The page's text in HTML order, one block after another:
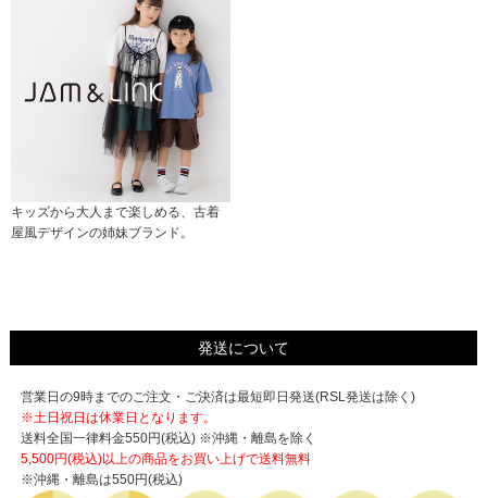
キッズから大人まで楽しめる、古着
屋風デザインの姉妹ブランド。
発送について
営業日の9時までのご注文・ご決済は最短即日発送(RSL発送は除く)
※土日祝日は休業日となります。
送料全国一律料金550円(税込) ※沖縄・離島を除く
5,500円(税込)以上の商品をお買い上げで送料無料
※沖縄・離島は550円(税込)